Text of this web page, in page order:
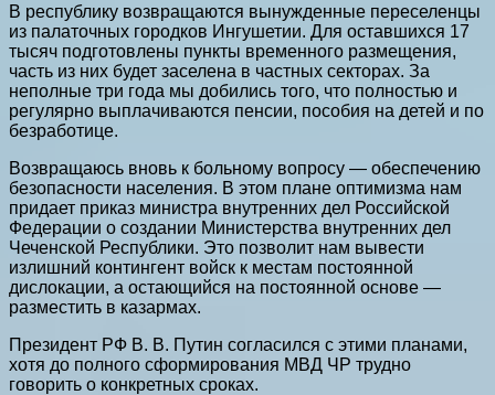
В республику возвращаются вынужденные переселенцы
из палаточных городков Ингушетии. Для оставшихся 17
тысяч подготовлены пункты временного размещения,
часть из них будет заселена в частных секторах. За
неполные три года мы добились того, что полностью и
регулярно выплачиваются пенсии, пособия на детей и по
безработице.
Возвращаюсь вновь к больному вопросу — обеспечению
безопасности населения. В этом плане оптимизма нам
придает приказ министра внутренних дел Российской
Федерации о создании Министерства внутренних дел
Чеченской Республики. Это позволит нам вывести
излишний контингент войск к местам постоянной
дислокации, а остающийся на постоянной основе —
разместить в казармах.
Президент РФ В. В. Путин согласился с этими планами,
хотя до полного сформирования МВД ЧР трудно
говорить о конкретных сроках.